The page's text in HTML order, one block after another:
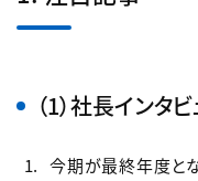
（1）社長インタ
今期が最終年度と